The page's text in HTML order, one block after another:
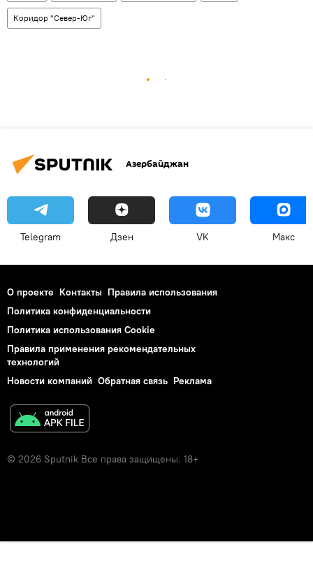
Коридор "Север-Юг"
Азербайджан
Telegram Дзен VK Макс
О проекте Контакты Правила использования
Политика конфиденциальности
Политика использования Cookie
Правила применения рекомендательных
технологий
Новости компаний Обратная связь Реклама
© 2026 Sputnik Все права защищены. 18+